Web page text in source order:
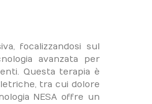
focalizzandosi sul
avanzata per
Questa terapia è
tra cui dolore
NESA offre un